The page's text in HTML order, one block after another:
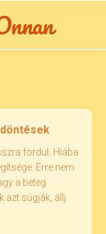
fordul. Hiába
Erre nem
a beteg
azt súgják, állj